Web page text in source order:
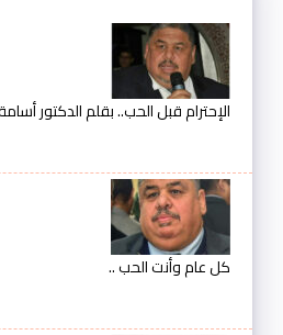
الإحترام قبل الحب.. بقلم الدكتور
كل عام وأنت الحب ..